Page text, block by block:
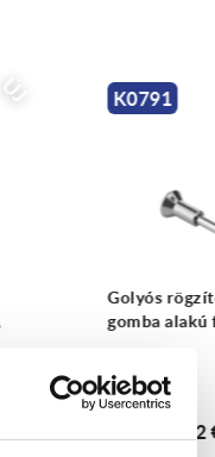
ÚJ K2078
alumínium
0,10 €